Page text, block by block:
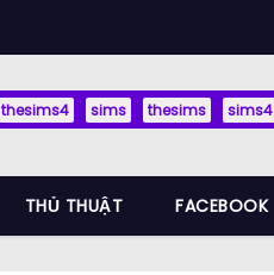
thesims4 sims thesims sims4
THỦ THUẬT FACEBOOK